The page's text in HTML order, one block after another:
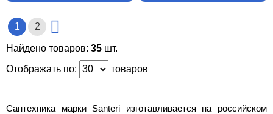
1 2
Найдено товаров: 35 шт.
Отображать по:
товаров
Сантехника марки Santeri изготавливается на российском